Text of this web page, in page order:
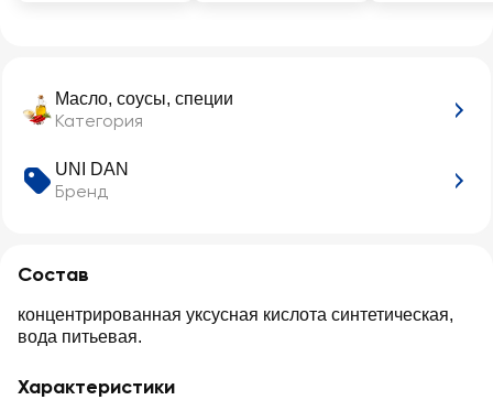
Масло, соусы, специи
Категория
UNI DAN
Бренд
Состав
концентрированная уксусная кислота синтетическая,
вода питьевая.
Характеристики